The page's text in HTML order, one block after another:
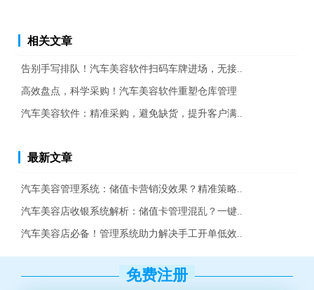
相关文章
告别手写排队！汽车美容软件扫码车牌进场，无接..
高效盘点，科学采购！汽车美容软件重塑仓库管理
汽车美容软件：精准采购，避免缺货，提升客户满..
最新文章
汽车美容管理系统：储值卡营销没效果？精准策略..
汽车美容店收银系统解析：储值卡管理混乱？一键..
汽车美容店必备！管理系统助力解决手工开单低效..
免费注册